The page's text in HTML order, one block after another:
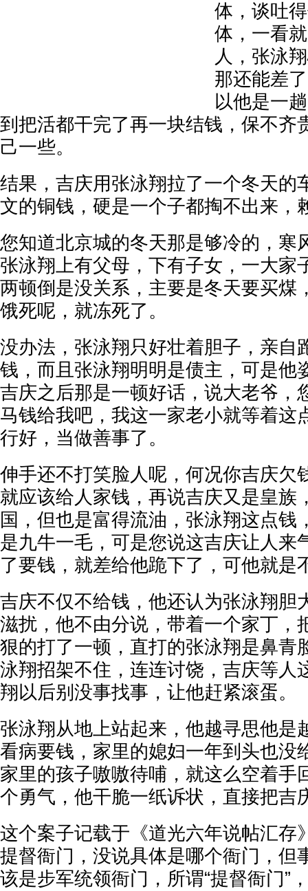
体，谈吐
体，一看
人，张泳
那还能差
以他是一
到把活都干完了再一块结钱，保不齐
己一些。
结果，吉庆用张泳翔拉了一个冬天的
文的铜钱，硬是一个子都掏不出来，
您知道北京城的冬天那是够冷的，寒
张泳翔上有父母，下有子女，一大家
两顿倒是没关系，主要是冬天要买煤
饿死呢，就冻死了。
没办法，张泳翔只好壮着胆子，亲自
钱，而且张泳翔明明是债主，可是他
吉庆之后那是一顿好话，说大老爷，
马钱给我吧，我这一家老小就等着这
行好，当做善事了。
伸手还不打笑脸人呢，何况你吉庆欠
就应该给人家钱，再说吉庆又是皇族
国，但也是富得流油，张泳翔这点钱
是九牛一毛，可是您说这吉庆让人来
了要钱，就差给他跪下了，可他就是
吉庆不仅不给钱，他还认为张泳翔胆
滋扰，他不由分说，带着一个家丁，
狠的打了一顿，直打的张泳翔是鼻青
泳翔招架不住，连连讨饶，吉庆等人
翔以后别没事找事，让他赶紧滚蛋。
张泳翔从地上站起来，他越寻思他是
看病要钱，家里的媳妇一年到头也没
家里的孩子嗷嗷待哺，就这么空着手
个勇气，他干脆一纸诉状，直接把吉
这个案子记载于《道光六年说帖汇存
提督衙门，没说具体是哪个衙门，但
该是步军统领衙门，所谓“提督衙门”